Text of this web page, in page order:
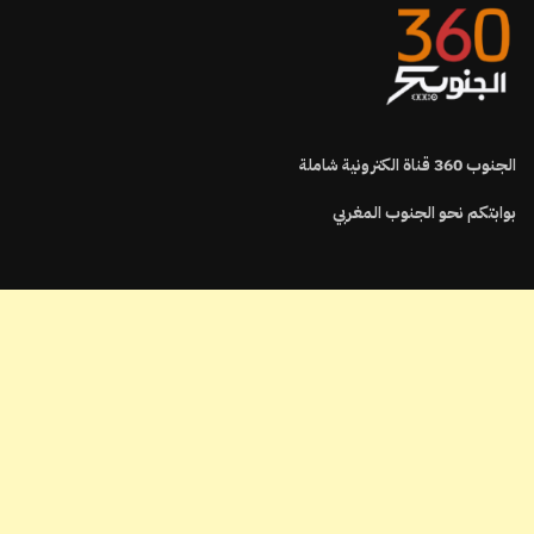
الجنوب360قناة الكترونية شاملة
بوابتكم نحو الجنوب المغربي